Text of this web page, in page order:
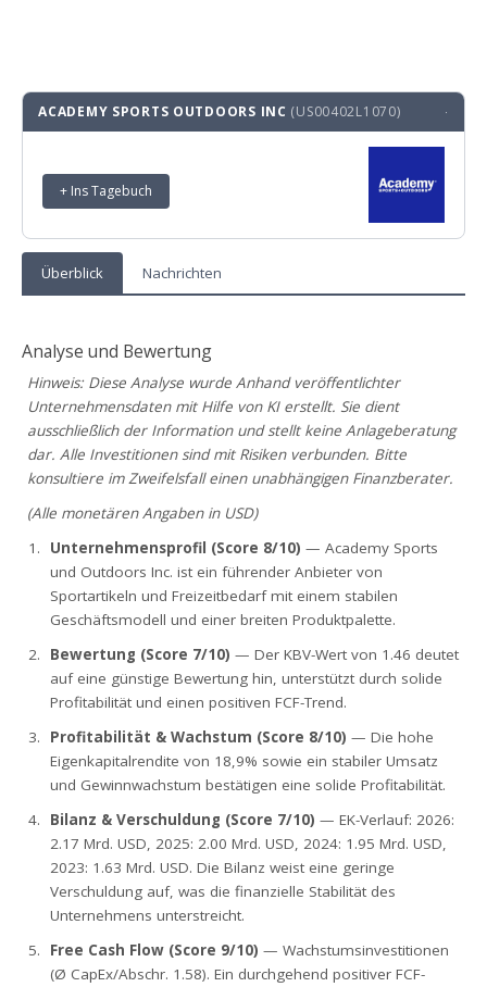
ACADEMY SPORTS OUTDOORS INC (US00402L1070) ·
+ Ins Tagebuch
Überblick Nachrichten
Analyse und Bewertung
Hinweis: Diese Analyse wurde Anhand veröffentlichter
Unternehmensdaten mit Hilfe von KI erstellt. Sie dient
ausschließlich der Information und stellt keine Anlageberatung
dar. Alle Investitionen sind mit Risiken verbunden. Bitte
konsultiere im Zweifelsfall einen unabhängigen Finanzberater.
(Alle monetären Angaben in USD)
Unternehmensprofil (Score 8/10) — Academy Sports
und Outdoors Inc. ist ein führender Anbieter von
Sportartikeln und Freizeitbedarf mit einem stabilen
Geschäftsmodell und einer breiten Produktpalette.
Bewertung (Score 7/10) — Der KBV-Wert von 1.46 deutet
auf eine günstige Bewertung hin, unterstützt durch solide
Profitabilität und einen positiven FCF-Trend.
Profitabilität & Wachstum (Score 8/10) — Die hohe
Eigenkapitalrendite von 18,9% sowie ein stabiler Umsatz
und Gewinnwachstum bestätigen eine solide Profitabilität.
Bilanz & Verschuldung (Score 7/10) — EK-Verlauf: 2026:
2.17 Mrd. USD, 2025: 2.00 Mrd. USD, 2024: 1.95 Mrd. USD,
2023: 1.63 Mrd. USD. Die Bilanz weist eine geringe
Verschuldung auf, was die finanzielle Stabilität des
Unternehmens unterstreicht.
Free Cash Flow (Score 9/10) — Wachstumsinvestitionen
(Ø CapEx/Abschr. 1.58). Ein durchgehend positiver FCF-